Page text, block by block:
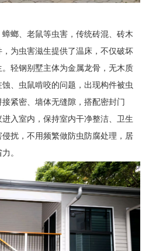
螂、老鼠等虫害，传统砖混、砖木
为虫害滋生提供了温床，不仅破坏
轻钢别墅主体为金属龙骨，无木质
、虫鼠啃咬的问题，出现构件被虫
紧密、墙体无缝隙，搭配密封门
入室内，保持室内干净整洁、卫生
扰，不用频繁做防虫防腐处理，居
。